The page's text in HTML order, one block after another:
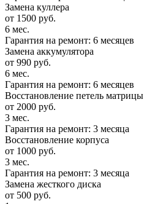
Замена куллера
от 1500 руб.
6 мес.
Гарантия на ремонт: 6 месяцев
Замена аккумулятора
от 990 руб.
6 мес.
Гарантия на ремонт: 6 месяцев
Восстановление петель матрицы
от 2000 руб.
3 мес.
Гарантия на ремонт: 3 месяца
Восстановление корпуса
от 1000 руб.
3 мес.
Гарантия на ремонт: 3 месяца
Замена жесткого диска
от 500 руб.